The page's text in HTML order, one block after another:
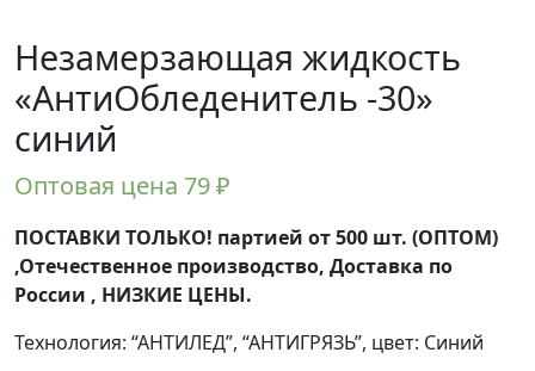
Незамерзающая жидкость
«АнтиОбледенитель -30»
синий
Оптовая цена 79₽
ПОСТАВКИ ТОЛЬКО! партией от 500 шт. (ОПТОМ)
,Отечественное производство, Доставка по
России , НИЗКИЕ ЦЕНЫ.
Технология: “АНТИЛЕД”, “АНТИГРЯЗЬ”, цвет: Синий